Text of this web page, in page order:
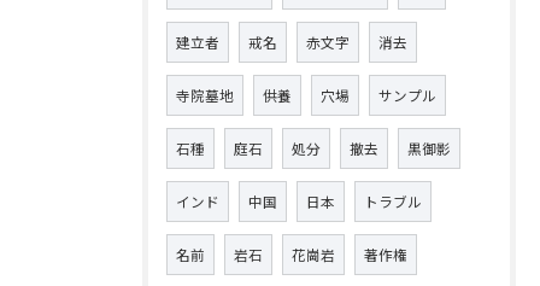
建立者 戒名 赤文字 消去
寺院墓地 供養 穴場 サンプル
石種 庭石 処分 撤去 黒御影
インド 中国 日本 トラブル
名前 岩石 花崗岩 著作権